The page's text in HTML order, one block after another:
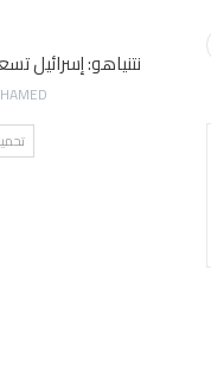
نتنياهو: إسرائيل